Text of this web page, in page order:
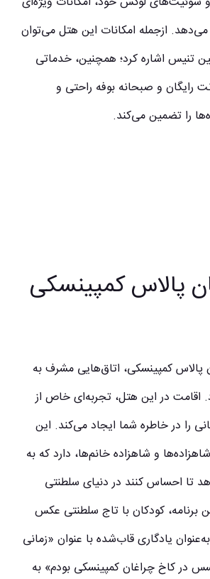
می‌دهد. ازجمله امکانات این هتل می‌توان
تنیس اشاره کرد؛ همچنین، خدماتی
رایگان و صبحانه بوفه راحتی و
را تضمین می‌کند.
پالاس کمپینسکی
پالاس کمپینسکی، اتاق‌هایی مشرف به
اقامت در این هتل، تجربه‌ای خاص از
را در خاطره شما ایجاد می‌کند. این
و شاهزاده خانم‌ها، دارد که به
تا احساس کنند در دنیای سلطنتی
برنامه، کودکان با تاج سلطنتی عکس
یادگاری قاب‌شده با عنوان «زمانی
در کاخ چراغان کمپینسکی بودم» به